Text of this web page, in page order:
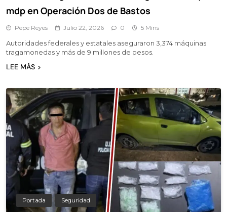
mdp en Operación Dos de Bastos
Pepe Reyes Julio 22, 2026 0 5 Mins
Autoridades federales y estatales aseguraron 3,374 máquinas
tragamonedas y más de 9 millones de pesos.
LEE MÁS
Portada Seguridad